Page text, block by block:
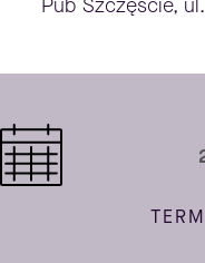
Pub Szczęście,